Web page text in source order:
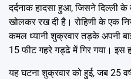
दर्दनाक हादसा हुआ, जिसने दिल्ली
खोलकर रख दी है। रोहिणी के एक
कमल ध्यानी शुक्रवार तड़के अपनी
15 फीट गहरे गड्ढे में गिर गया। इस
यह घटना शुक्रवार को हुई, जब 25